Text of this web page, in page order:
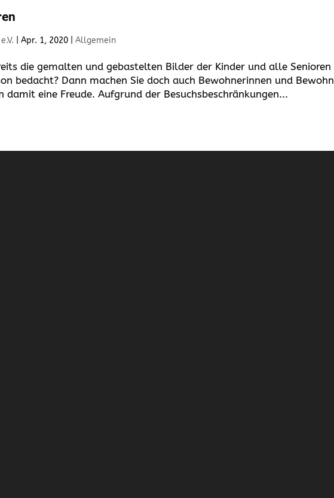
|Apr. 1, 2020 |Allgemein
die gemalten und gebastelten Bilder der Kinder und alle Senioren
bedacht? Dann machen Sie doch auch Bewohnerinnen und
damit eine Freude. Aufgrund der Besuchsbe­schränkungen...